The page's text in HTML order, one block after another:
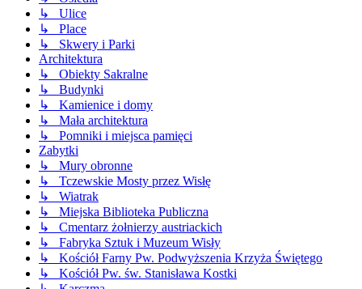
↳ Ulice
↳ Place
↳ Skwery i Parki
Architektura
↳ Obiekty Sakralne
↳ Budynki
↳ Kamienice i domy
↳ Mała architektura
↳ Pomniki i miejsca pamięci
Zabytki
↳ Mury obronne
↳ Tczewskie Mosty przez Wisłę
↳ Wiatrak
↳ Miejska Biblioteka Publiczna
↳ Cmentarz żołnierzy austriackich
↳ Fabryka Sztuk i Muzeum Wisły
↳ Kościół Farny Pw. Podwyższenia Krzyża Świętego
↳ Kościół Pw. św. Stanisława Kostki